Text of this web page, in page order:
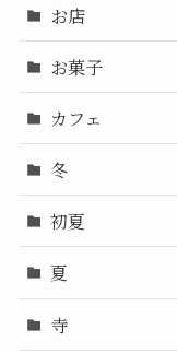
お店
お菓子
カフェ
冬
初夏
夏
寺